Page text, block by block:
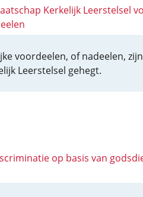
Kerkelijk Leerstelsel
voordeelen, of nadeelen,
Leerstelsel gehegt.
op basis van